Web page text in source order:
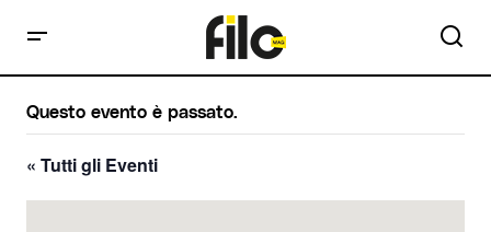
Questo evento è passato.
« Tutti gli Eventi